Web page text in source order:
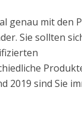
genau mit den
Sie sollten
2019 sind Sie